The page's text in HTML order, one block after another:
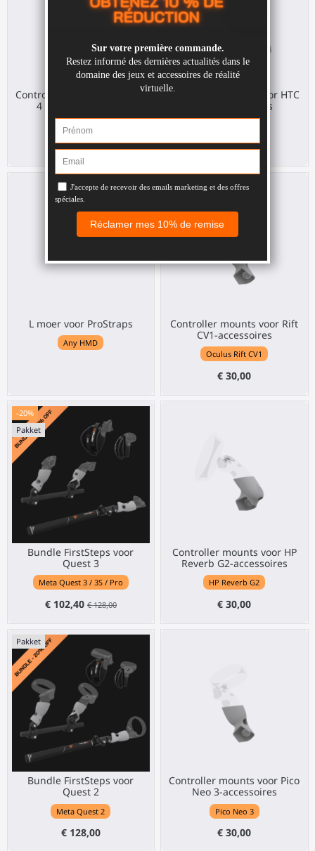
Controller mounts voor Pico
4 Ultra accessoires
Pico 4 Ultra
€ 30,00
Controller mounts voor HTC
Vive-accessoires
€ 30,00
L moer voor ProStraps
Any HMD
Controller mounts voor Rift
CV1-accessoires
Oculus Rift CV1
€ 30,00
-20%
Pakket
Bundle FirstSteps voor
Quest 3
Meta Quest 3 / 3S / Pro
€ 102,40 € 128,00
Controller mounts voor HP
Reverb G2-accessoires
HP Reverb G2
€ 30,00
Pakket
Bundle FirstSteps voor
Quest 2
Meta Quest 2
€ 128,00
Controller mounts voor Pico
Neo 3-accessoires
Pico Neo 3
€ 30,00